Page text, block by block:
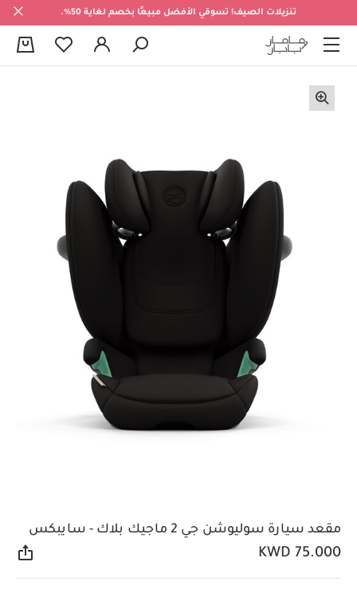
تنزيلات الصيف! تسوقي الأفضل مبيعًا بخصم لغاية 50%.
مقعد سيارة سوليوشن جي 2 ماجيك بلاك - سايبكس
KWD 75.000